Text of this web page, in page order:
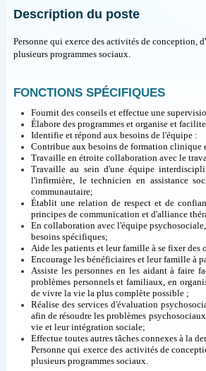
Description du poste
Personne qui exerce des activités de
plusieurs programmes sociaux.
FONCTIONS SPÉCIFIQUES
Fournit des conseils et effectue une
Élabore des programmes et organise et
Identifie et répond aux besoins de l'équipe :
Contribue aux besoins de formation clinique
Travaille en étroite collaboration avec le
Travaille au sein d'une équipe
l'infirmière, le technicien en assistance
communautaire;
Établit une relation de respect et de
principes de communication et d'alliance
En collaboration avec l'équipe
besoins spécifiques;
Aide les patients et leur famille à se fixer des
Encourage les bénéficiaires et leur famille à
Assiste les personnes en les aidant à faire
problèmes personnels et familiaux, en
de vivre la vie la plus complète possible ;
Réalise des services d'évaluation
afin de résoudre les problèmes
vie et leur intégration sociale;
Effectue toutes autres tâches connexes à la
Personne qui exerce des activités de
plusieurs programmes sociaux.